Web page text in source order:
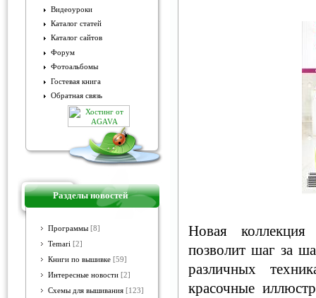
Видеоуроки
Каталог статей
Каталог сайтов
Форум
Фотоальбомы
Гостевая книга
Обратная связь
Разделы новостей
Программы [8]
Temari [2]
Книги по вышивке [59]
Интересные новости [2]
Схемы для вышивания [123]
Новая
позволит шаг за
различных
красочные